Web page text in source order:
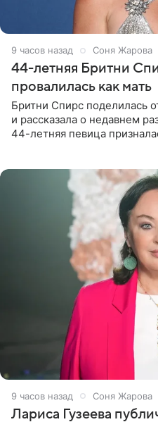
9 часов назад Соня Жарова
44-летняя Бритни
провалилась как мать
Бритни Спирс поделилась
и рассказала о недавнем
44-летняя певица
9 часов назад Соня Жарова
Лариса Гузеева